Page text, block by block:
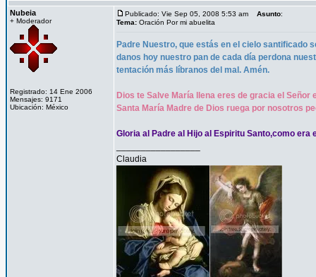
Nubeia
+ Moderador
Registrado: 14 Ene 2006
Mensajes: 9171
Ubicación: México
Publicado: Vie Sep 05, 2008 5:53 am Asunto:
Tema: Oración Por mi abuelita
Padre Nuestro, que estás en el cielo santificado
danos hoy nuestro pan de cada día perdona
tentación más líbranos del mal. Amén.
Dios te Salve María llena eres de gracia el
Santa María Madre de Dios ruega por nosotros
Gloria al Padre al Hijo al Espiritu Santo,como
Claudia